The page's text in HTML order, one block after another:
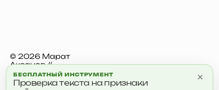
© 2026 Марат
Аксанов //
aksanov.digital
×
БЕСПЛАТНЫЙ ИНСТРУМЕНТ
Проверка текста на признаки